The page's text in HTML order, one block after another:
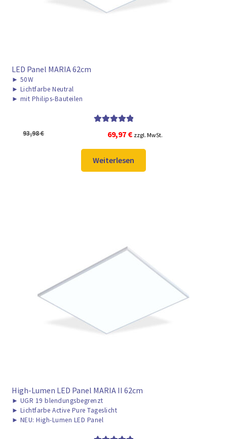
LED Panel MARIA 62cm
► 50W
► Lichtfarbe Neutral
► mit Philips-Bauteilen
von 5
93,98€
Ursprünglicher
Preis
war:
93,98 €
69,97 €Aktueller
Preis
ist:
69,97 €.
zzgl. MwSt.
Weiterlesen
High-Lumen LED Panel MARIA II 62cm
► UGR 19 blendungsbegrenzt
► Lichtfarbe Active Pure Tageslicht
► NEU: High-Lumen LED Panel